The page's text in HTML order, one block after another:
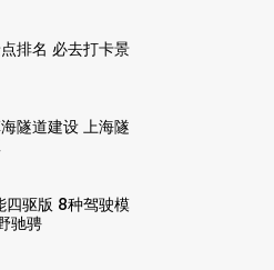
排名 必去打卡景
隧道建设 上海隧
驱版 8种驾驶模
驰骋